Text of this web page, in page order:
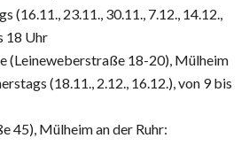
(16.11., 23.11., 30.11., 7.12., 14.12.,
18 Uhr
(Leineweberstraße 18-20), Mülheim
(18.11., 2.12., 16.12.), von 9 bis
45), Mülheim an der Ruhr: